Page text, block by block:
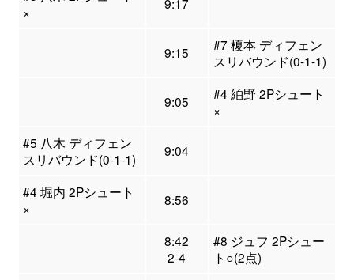
×
9:15
#7 榎本 ディフェン
スリバウンド(0-1-1)
9:05
#4 絈野 2Pシュート
×
#5 八木 ディフェン
スリバウンド(0-1-1)
9:04
#4 堀内 2Pシュート
×
8:56
8:42
2-4
#8 ジュフ 2Pシュー
ト○(2点)